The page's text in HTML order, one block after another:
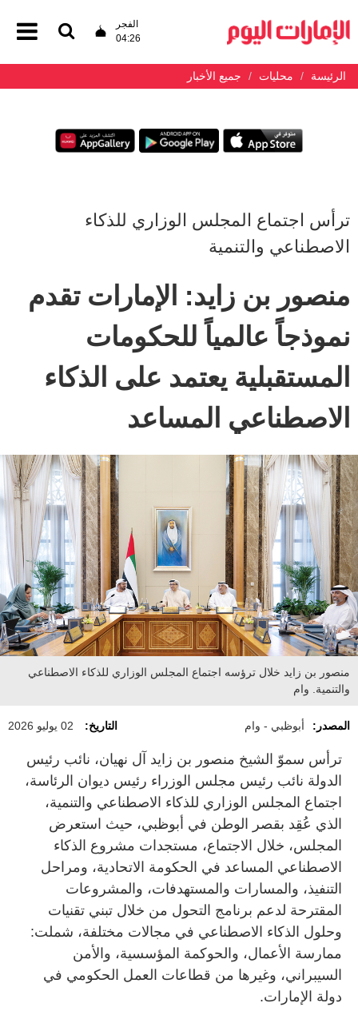
الفجر
04:26
الرئيسة محليات جميع الأخبار
ترأس اجتماع المجلس الوزاري للذكاء
الاصطناعي والتنمية
منصور بن زايد: الإمارات تقدم
نموذجاً عالمياً للحكومات
المستقبلية يعتمد على الذكاء
الاصطناعي المساعد
منصور بن زايد خلال ترؤسه اجتماع المجلس الوزاري للذكاء الاصطناعي
والتنمية. وام
المصدر: أبوظبي - وام التاريخ: 02 يوليو 2026
ترأس سموّ الشيخ منصور بن زايد آل نهيان، نائب رئيس
الدولة نائب رئيس مجلس الوزراء رئيس ديوان الرئاسة،
اجتماع المجلس الوزاري للذكاء الاصطناعي والتنمية،
الذي عُقِد بقصر الوطن في أبوظبي، حيث استعرض
المجلس، خلال الاجتماع، مستجدات مشروع الذكاء
الاصطناعي المساعد في الحكومة الاتحادية، ومراحل
التنفيذ، والمسارات والمستهدفات، والمشروعات
المقترحة لدعم برنامج التحول من خلال تبني تقنيات
وحلول الذكاء الاصطناعي في مجالات مختلفة، شملت:
ممارسة الأعمال، والحوكمة المؤسسية، والأمن
السيبراني، وغيرها من قطاعات العمل الحكومي في
دولة الإمارات.